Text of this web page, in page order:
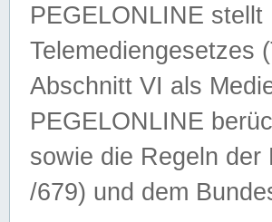
PEGELONLINE
Telemediengesetzes
Abschnitt VI als
PEGELONLINE
sowie die Regeln der
/679) und dem